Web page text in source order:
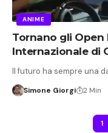
ANIME
Tornano gli Open
Internazionale di
Il futuro ha sempre una
Simone Giorgi 2 Min
1